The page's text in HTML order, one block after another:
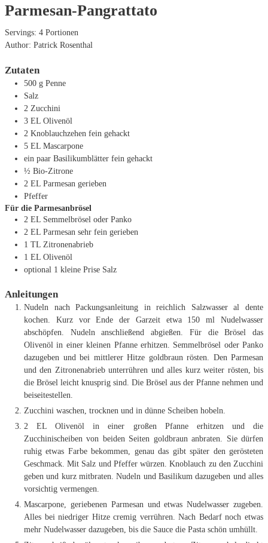
Parmesan-Pangrattato
Servings: 4 Portionen
Author: Patrick Rosenthal
Zutaten
500 g Penne
Salz
2 Zucchini
3 EL Olivenöl
2 Knoblauchzehen fein gehackt
5 EL Mascarpone
ein paar Basilikumblätter fein gehackt
½ Bio-Zitrone
2 EL Parmesan gerieben
Pfeffer
Für die Parmesanbrösel
2 EL Semmelbrösel oder Panko
2 EL Parmesan sehr fein gerieben
1 TL Zitronenabrieb
1 EL Olivenöl
optional 1 kleine Prise Salz
Anleitungen
Nudeln nach Packungsanleitung in reichlich Salzwasser al dente
kochen. Kurz vor Ende der Garzeit etwa 150 ml Nudelwasser
abschöpfen. Nudeln anschließend abgießen. Für die Brösel das
Olivenöl in einer kleinen Pfanne erhitzen. Semmelbrösel oder Panko
dazugeben und bei mittlerer Hitze goldbraun rösten. Den Parmesan
und den Zitronenabrieb unterrühren und alles kurz weiter rösten, bis
die Brösel leicht knusprig sind. Die Brösel aus der Pfanne nehmen und
beiseitestellen.
Zucchini waschen, trocknen und in dünne Scheiben hobeln.
2 EL Olivenöl in einer großen Pfanne erhitzen und die
Zucchinischeiben von beiden Seiten goldbraun anbraten. Sie dürfen
ruhig etwas Farbe bekommen, genau das gibt später den gerösteten
Geschmack. Mit Salz und Pfeffer würzen. Knoblauch zu den Zucchini
geben und kurz mitbraten. Nudeln und Basilikum dazugeben und alles
vorsichtig vermengen.
Mascarpone, geriebenen Parmesan und etwas Nudelwasser zugeben.
Alles bei niedriger Hitze cremig verrühren. Nach Bedarf noch etwas
mehr Nudelwasser dazugeben, bis die Sauce die Pasta schön umhüllt.